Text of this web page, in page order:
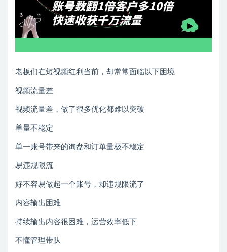
老板们在短视频红利当前，却常常面临以下困境
视频流量差
视频流量差，做了很多优化都难以突破
单量不稳定
单一账号带来的询盘和订单量极不稳定
易违规限流
好不容易做起一个账号，却违规限流了
内容输出困难
持续输出内容很困难，运营效率低下
不懂管理带队